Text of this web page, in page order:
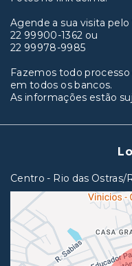
Agende a sua visita
22 99900-1362 ou
22 99978-9985
Fazemos todo
em todos os bancos.
As informações estão
Centro - Rio das Ostras/